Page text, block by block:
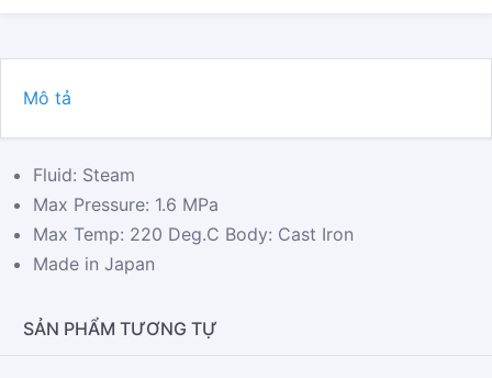
Mô tả
Fluid: Steam
Max Pressure: 1.6 MPa
Max Temp: 220 Deg.C Body: Cast Iron
Made in Japan
SẢN PHẨM TƯƠNG TỰ